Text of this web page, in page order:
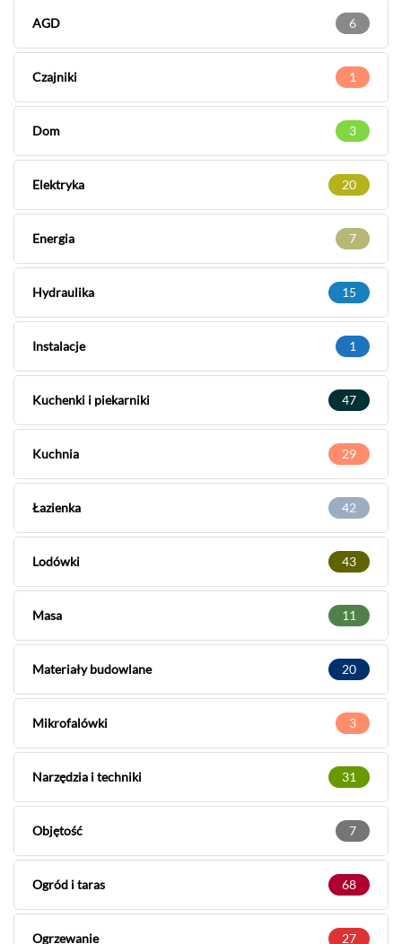
AGD 6
Czajniki 1
Dom 3
Elektryka 20
Energia 7
Hydraulika 15
Instalacje 1
Kuchenki i piekarniki 47
Kuchnia 29
Łazienka 42
Lodówki 43
Masa 11
Materiały budowlane 20
Mikrofalówki 3
Narzędzia i techniki 31
Objętość 7
Ogród i taras 68
Ogrzewanie 27